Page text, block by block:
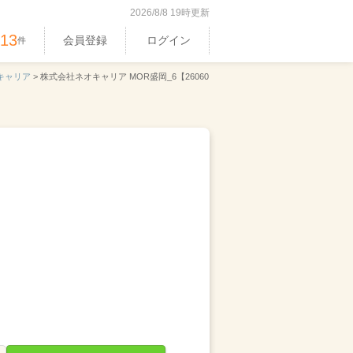
2026/8/8 19時更新
件 会員登録 ログイン
ャリア > 株式会社ネオキャリア MOR盛岡_6【26060